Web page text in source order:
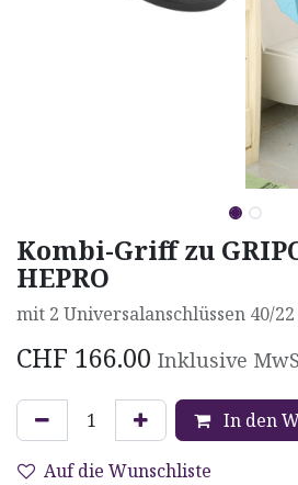
Kombi-Griff zu
HEPRO
mit 2 Universalanschlüssen 40/
CHF 166.00 Inklusive
In den
Auf die Wunschliste